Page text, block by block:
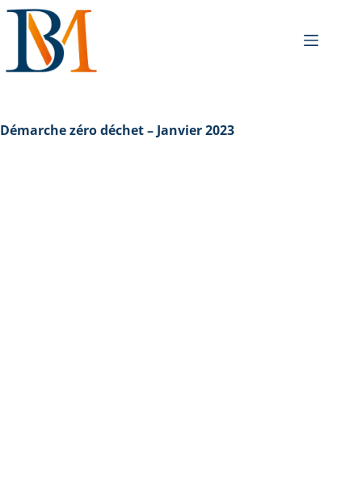
Démarche zéro déchet – Janvier 2023